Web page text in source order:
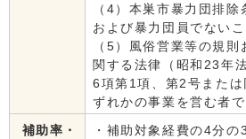
（4）本巣市暴力団排
および暴力団員でないこ
（5）風俗営業等の規
関する法律（昭和23年
6項第1項、第2号また
ずれかの事業を営む者で
補助率・
・補助対象経費の4分